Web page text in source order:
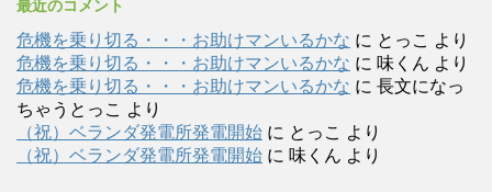
最近のコメント
危機を乗り切る・・・お助けマンいるかな に とっこ より
危機を乗り切る・・・お助けマンいるかな に 味くん より
危機を乗り切る・・・お助けマンいるかな に 長文になっ
ちゃうとっこ より
（祝）ベランダ発電所発電開始 に とっこ より
（祝）ベランダ発電所発電開始 に 味くん より